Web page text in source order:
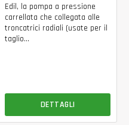
Edil, la pompa a pressione
carrellata che collegata alle
troncatrici radiali (usate per il
taglio...
DETTAGLI